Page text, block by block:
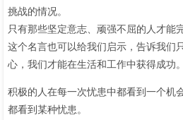
挑战的情况。
只有那些坚定意志、顽强不屈的人才能
这个名言也可以给我们启示，告诉我们
心，我们才能在生活和工作中获得成功。
积极的人在每一次忧患中都看到一个机
都看到某种忧患。